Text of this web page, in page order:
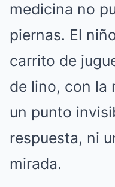
medicina no
piernas. El
carrito de
de lino, con la
un punto
respuesta, ni
mirada.